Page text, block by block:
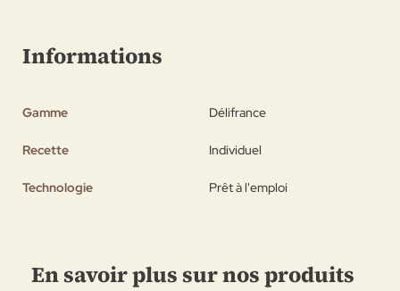
Informations
Gamme Délifrance
Recette Individuel
Technologie Prêt à l'emploi
En savoir plus sur nos produits